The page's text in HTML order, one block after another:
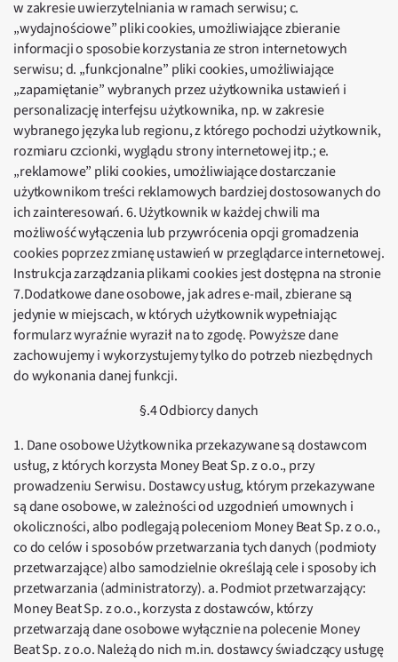
w zakresie uwierzytelniania w ramach serwisu; c.
„wydajnościowe” pliki cookies, umożliwiające zbieranie
informacji o sposobie korzystania ze stron internetowych
serwisu; d. „funkcjonalne” pliki cookies, umożliwiające
„zapamiętanie” wybranych przez użytkownika ustawień i
personalizację interfejsu użytkownika, np. w zakresie
wybranego języka lub regionu, z którego pochodzi użytkownik,
rozmiaru czcionki, wyglądu strony internetowej itp.; e.
„reklamowe” pliki cookies, umożliwiające dostarczanie
użytkownikom treści reklamowych bardziej dostosowanych do
ich zainteresowań. 6. Użytkownik w każdej chwili ma
możliwość wyłączenia lub przywrócenia opcji gromadzenia
cookies poprzez zmianę ustawień w przeglądarce internetowej.
Instrukcja zarządzania plikami cookies jest dostępna na stronie
7.Dodatkowe dane osobowe, jak adres e-mail, zbierane są
jedynie w miejscach, w których użytkownik wypełniając
formularz wyraźnie wyraził na to zgodę. Powyższe dane
zachowujemy i wykorzystujemy tylko do potrzeb niezbędnych
do wykonania danej funkcji.
§.4 Odbiorcy danych
1. Dane osobowe Użytkownika przekazywane są dostawcom
usług, z których korzysta Money Beat Sp. z o.o., przy
prowadzeniu Serwisu. Dostawcy usług, którym przekazywane
są dane osobowe, w zależności od uzgodnień umownych i
okoliczności, albo podlegają poleceniom Money Beat Sp. z o.o.,
co do celów i sposobów przetwarzania tych danych (podmioty
przetwarzające) albo samodzielnie określają cele i sposoby ich
przetwarzania (administratorzy). a. Podmiot przetwarzający:
Money Beat Sp. z o.o., korzysta z dostawców, którzy
przetwarzają dane osobowe wyłącznie na polecenie Money
Beat Sp. z o.o. Należą do nich m.in. dostawcy świadczący usługę